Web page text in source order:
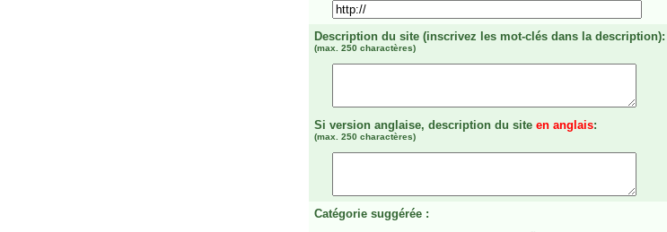
Description du site (inscrivez les mot-clés dans la description):
(max. 250 charactères)
Si version anglaise, description du site en anglais:
(max. 250 charactères)
Catégorie suggérée :